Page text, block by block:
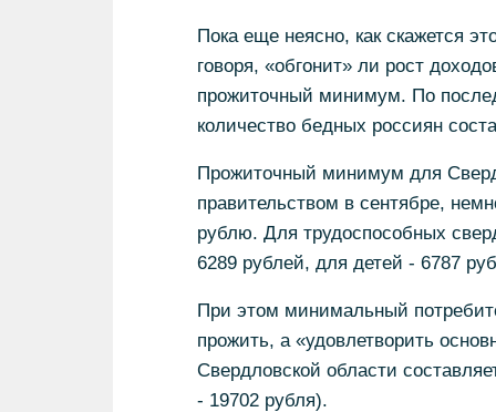
Пока еще неясно, как скажется
говоря, «обгонит» ли рост
прожиточный минимум. По
количество бедных россиян
Прожиточный минимум для
правительством в сентябре,
рублю. Для трудоспособных
6289 рублей, для детей - 6787
При этом минимальный
прожить, а «удовлетворить
Свердловской области
- 19702 рубля).